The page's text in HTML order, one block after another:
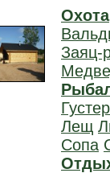
Охота
Заяц-
Лещ
Сопа